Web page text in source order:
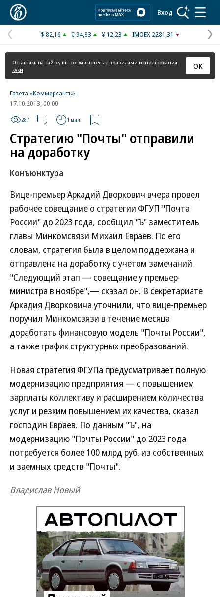
Вход
Предыдущая
страница
$ 82,16 € 94,83 ¥ 12,23 IMOEX 2281,31
Оставаясь на сайте, вы соглашаетесь с правилами использования
куки
ОК
Газета «Коммерсантъ»
17.10.2013, 00:00
287 1 мин.
Стратегию "Почты" отправили
на доработку
Конъюнктура
Вице-премьер Аркадий Дворкович вчера провел
рабочее совещание о стратегии ФГУП "Почта
России" до 2023 года, сообщил "Ъ" заместитель
главы Минкомсвязи Михаил Евраев. По его
словам, стратегия была в целом поддержана и
отправлена на доработку с учетом замечаний.
"Следующий этап — совещание у премьер-
министра в ноябре",— сказал он. В секретариате
Аркадия Дворковича уточнили, что вице-премьер
поручил Минкомсвязи в течение месяца
доработать финансовую модель "Почты России",
а также график структурных преобразований.
Новая стратегия ФГУПа предусматривает полную
модернизацию предприятия — с повышением
зарплаты коллективу и расширением количества
услуг и резким повышением их качества, сказал
господин Евраев. По данным "Ъ", на
модернизацию "Почты России" до 2023 года
потребуется более 100 млрд руб. из собственных
и заемных средств "Почты".
Владислав Новый